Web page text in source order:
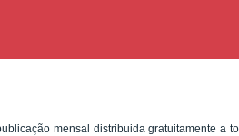
mensal distribuida gratuitamente